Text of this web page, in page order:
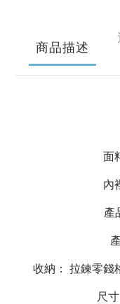
商品描述
面
內
產
收納： 拉鍊零錢
尺